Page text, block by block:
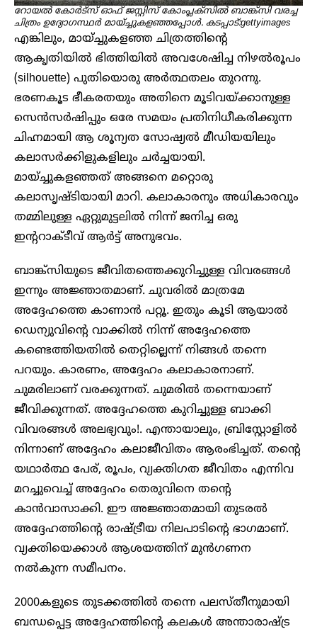
റോയൽ കോർട്സ് ഓഫ് ജസ്റ്റിസ് കോംപ്ലക്സിൽ ബാങ്ക്സി വരച്ച
ചിത്രം ഉദ്യോ​ഗസ്ഥ‍ർ മായ്ച്ചുകളഞ്ഞപ്പോൾ. കടപ്പാട്:gettyimages
എങ്കിലും, മായ്ച്ചുകളഞ്ഞ ചിത്രത്തിന്റെ
ആകൃതിയിൽ ഭിത്തിയിൽ അവശേഷിച്ച നിഴൽരൂപം
(silhouette) പുതിയൊരു അർത്ഥതലം തുറന്നു.
ഭരണകൂട ഭീകരതയും അതിനെ മൂടിവയ്ക്കാനുള്ള
സെൻസർഷിപ്പും ഒരേ സമയം പ്രതിനിധീകരിക്കുന്ന
ചിഹ്നമായി ആ ശൂന്യത സോഷ്യൽ മീഡിയയിലും
കലാസർക്കിളുകളിലും ചർച്ചയായി.
മായ്ച്ചുകളഞ്ഞത് അങ്ങനെ മറ്റൊരു
കലാസൃഷ്ടിയായി മാറി. കലാകാരനും അധികാരവും
തമ്മിലുള്ള ഏറ്റുമുട്ടലിൽ നിന്ന് ജനിച്ച ഒരു
ഇന്ററാക്ടീവ് ആർട്ട് അനുഭവം.
ബാങ്ക്സിയുടെ ജീവിതത്തെക്കുറിച്ചുള്ള വിവരങ്ങൾ
ഇന്നും അജ്ഞാതമാണ്. ചുവരിൽ മാത്രമേ
അദ്ദേഹത്തെ കാണാൻ പറ്റൂ. ഇതും കൂടി ആയാൽ
ഡെന്യുവിന്റെ വാക്കിൽ നിന്ന് അദ്ദേഹത്തെ
കണ്ടെത്തിയതിൽ തെറ്റില്ലെന്ന് നിങ്ങൾ തന്നെ
പറയും. കാരണം, അദ്ദേഹം കലാകാരനാണ്.
ചുമരിലാണ് വരക്കുന്നത്. ചുമരിൽ തന്നെയാണ്
ജീവിക്കുന്നത്. അദ്ദേഹത്തെ കുറിച്ചുള്ള ബാക്കി
വിവരങ്ങൾ അലഭ്യവും!. എന്തായാലും, ബ്രിസ്റ്റോളിൽ
നിന്നാണ് അദ്ദേഹം കലാജീവിതം ആരംഭിച്ചത്. തന്റെ
യഥാർത്ഥ പേര്, രൂപം, വ്യക്തിഗത ജീവിതം എന്നിവ
മറച്ചുവെച്ച് അദ്ദേഹം തെരുവിനെ തന്റെ
കാൻവാസാക്കി. ഈ അജ്ഞാതമായി തുട‍രൽ
അദ്ദേഹത്തിന്റെ രാഷ്ട്രീയ നിലപാടിന്റെ ഭാഗമാണ്.
വ്യക്തിയെക്കാൾ ആശയത്തിന് മുൻഗണന
നൽകുന്ന സമീപനം.
2000കളുടെ തുടക്കത്തിൽ തന്നെ പലസ്തീനുമായി
ബന്ധപ്പെട്ട അദ്ദേഹത്തിന്റെ കലകൾ അന്താരാഷ്ട്ര